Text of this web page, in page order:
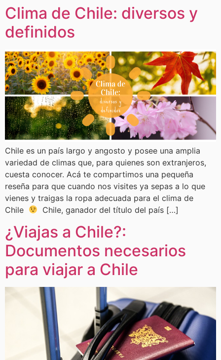
Clima de Chile: diversos y
definidos
Chile es un país largo y angosto y posee una amplia
variedad de climas que, para quienes son extranjeros,
cuesta conocer. Acá te compartimos una pequeña
reseña para que cuando nos visites ya sepas a lo que
vienes y traigas la ropa adecuada para el clima de
Chile
Chile, ganador del título del país […]
¿Viajas a Chile?:
Documentos necesarios
para viajar a Chile